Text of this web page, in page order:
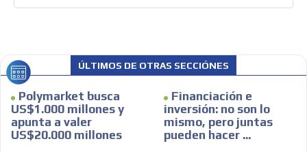
ÚLTIMOS DE OTRAS SECCIÓNES
Polymarket busca
US$1.000 millones y
apunta a valer
US$20.000 millones
Financiación e
inversión: no son lo
mismo, pero juntas
pueden hacer ...